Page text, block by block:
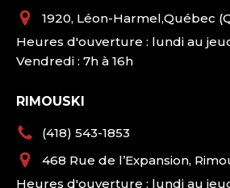
1920, Léon-Harmel,Québec
Heures d'ouverture : lundi au
Vendredi : 7h à 16h
RIMOUSKI
(418) 543-1853
468 Rue de l’Expansion,
Heures d'ouverture : lundi au